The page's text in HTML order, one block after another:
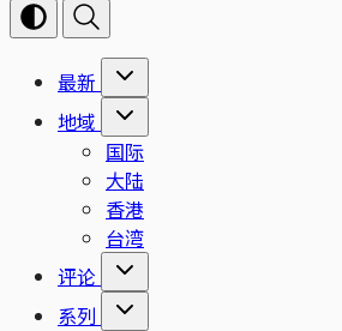
最新
地域
国际
大陆
香港
台湾
评论
系列